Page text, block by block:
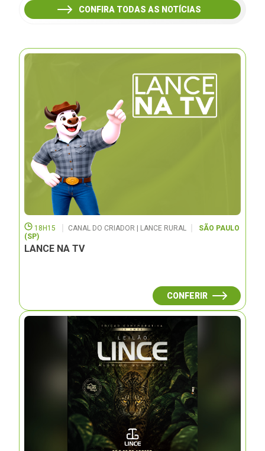
CONFIRA TODAS AS NOTÍCIAS
18H15 CANAL DO CRIADOR | LANCE RURAL
SÃO PAULO
(SP)
LANCE NA TV
CONFERIR